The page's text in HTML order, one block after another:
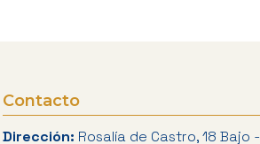
Contacto
Dirección: Rosalía de Castro, 18 Bajo -